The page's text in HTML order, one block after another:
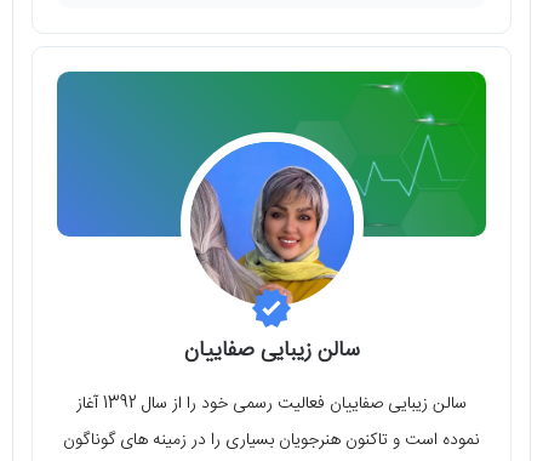
سالن زیبایی صفاییان
سالن زیبایی صفاییان فعالیت رسمی خود را از سال 1392 آغاز
نموده است و تاکنون هنرجویان بسیاری را در زمینه‌ های گوناگون